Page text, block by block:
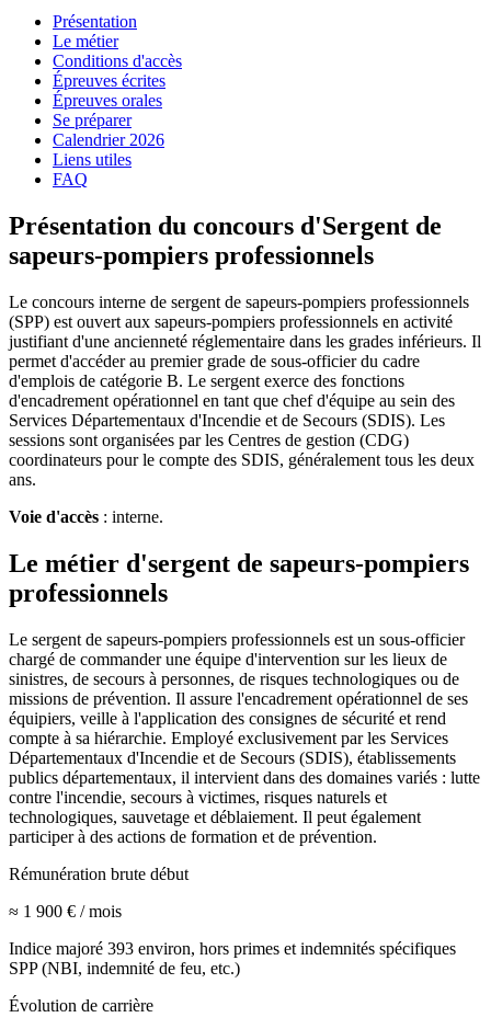
Présentation
Le métier
Conditions d'accès
Épreuves écrites
Épreuves orales
Se préparer
Calendrier 2026
Liens utiles
FAQ
Présentation du concours d'Sergent de
sapeurs-pompiers professionnels
Le concours interne de sergent de sapeurs-pompiers professionnels
(SPP) est ouvert aux sapeurs-pompiers professionnels en activité
justifiant d'une ancienneté réglementaire dans les grades inférieurs. Il
permet d'accéder au premier grade de sous-officier du cadre
d'emplois de catégorie B. Le sergent exerce des fonctions
d'encadrement opérationnel en tant que chef d'équipe au sein des
Services Départementaux d'Incendie et de Secours (SDIS). Les
sessions sont organisées par les Centres de gestion (CDG)
coordinateurs pour le compte des SDIS, généralement tous les deux
ans.
Voie d'accès : interne.
Le métier d'sergent de sapeurs-pompiers
professionnels
Le sergent de sapeurs-pompiers professionnels est un sous-officier
chargé de commander une équipe d'intervention sur les lieux de
sinistres, de secours à personnes, de risques technologiques ou de
missions de prévention. Il assure l'encadrement opérationnel de ses
équipiers, veille à l'application des consignes de sécurité et rend
compte à sa hiérarchie. Employé exclusivement par les Services
Départementaux d'Incendie et de Secours (SDIS), établissements
publics départementaux, il intervient dans des domaines variés : lutte
contre l'incendie, secours à victimes, risques naturels et
technologiques, sauvetage et déblaiement. Il peut également
participer à des actions de formation et de prévention.
Rémunération brute début
≈ 1 900 € / mois
Indice majoré 393 environ, hors primes et indemnités spécifiques
SPP (NBI, indemnité de feu, etc.)
Évolution de carrière